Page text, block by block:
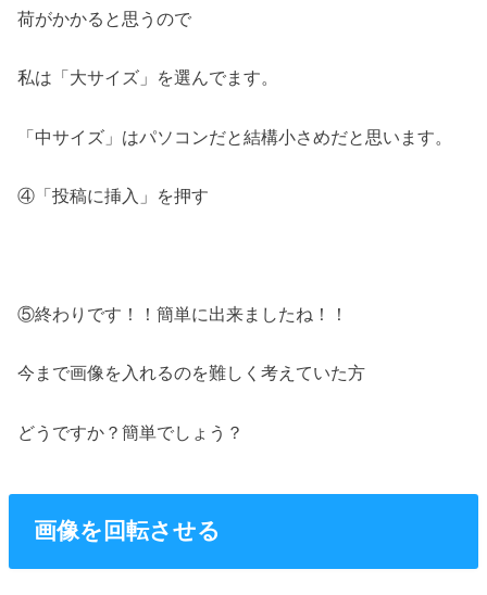
荷がかかると思うので
私は「大サイズ」を選んでます。
「中サイズ」はパソコンだと結構小さめだと思います。
④「投稿に挿入」を押す
⑤終わりです！！簡単に出来ましたね！！
今まで画像を入れるのを難しく考えていた方
どうですか？簡単でしょう？
画像を回転させる